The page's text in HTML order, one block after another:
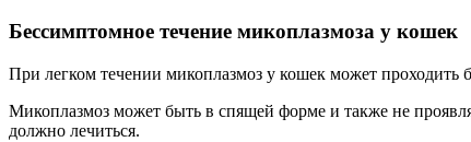
Бессимптомное течение микоплазмоза у кошек
При легком течении микоплазмоз у кошек может проходить
Микоплазмоз может быть в спящей форме и также не
должно лечиться.